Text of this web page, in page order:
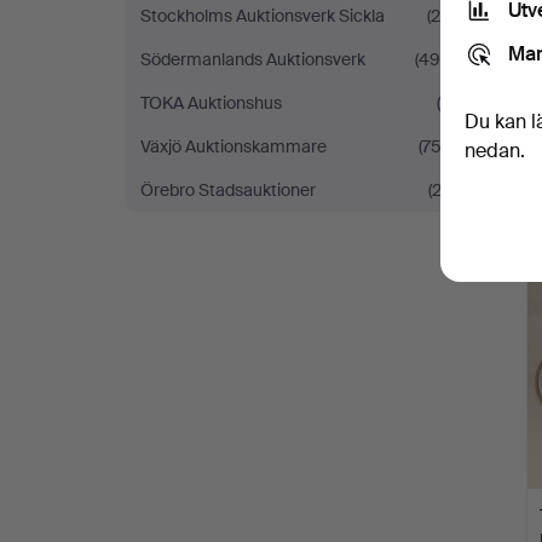
Stockholms Auktionsverk Sickla
(29)
Södermanlands Auktionsverk
(494)
TOKA Auktionshus
(5)
Växjö Auktionskammare
(753)
Örebro Stadsauktioner
(22)
Du kan
nedan.